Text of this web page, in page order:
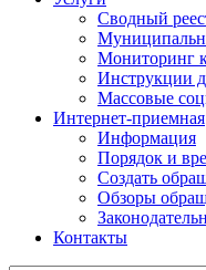
Сводный
Мониторинг
Инструкции
Массовые
Интернет-приемная
Информация
Порядок и
Создать
Обзоры
Контакты